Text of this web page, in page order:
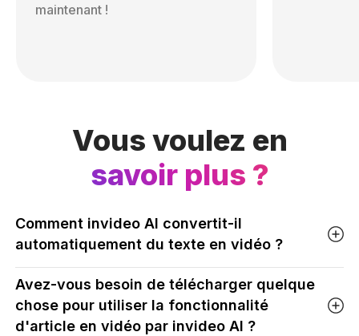
maintenant !
Vous voulez en
savoir plus ?
Comment invideo AI convertit-il
automatiquement du texte en vidéo ?
Avez-vous besoin de télécharger quelque
chose pour utiliser la fonctionnalité
d'article en vidéo par invideo AI ?